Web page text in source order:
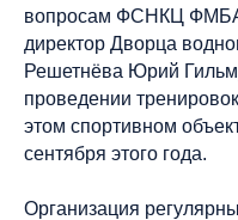
вопросам ФСНКЦ ФМБА
директор Дворца
Решетнёва Юрий
проведении
этом спортивном
сентября этого года.
Организация